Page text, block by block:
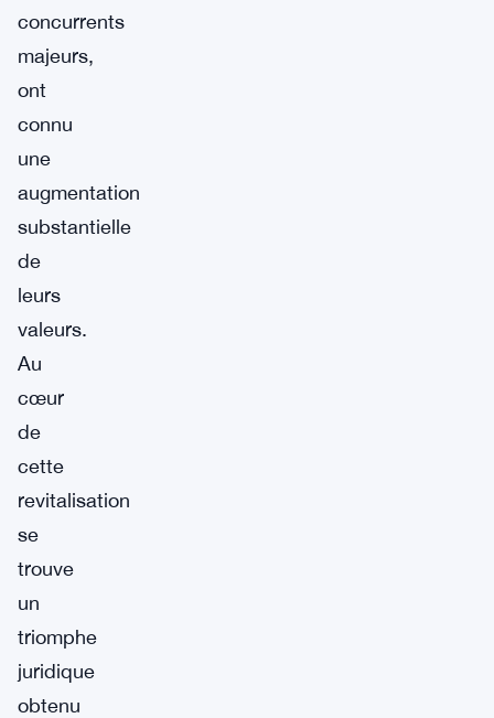
concurrents
majeurs,
ont
connu
une
augmentation
substantielle
de
leurs
valeurs.
Au
cœur
de
cette
revitalisation
se
trouve
un
triomphe
juridique
obtenu